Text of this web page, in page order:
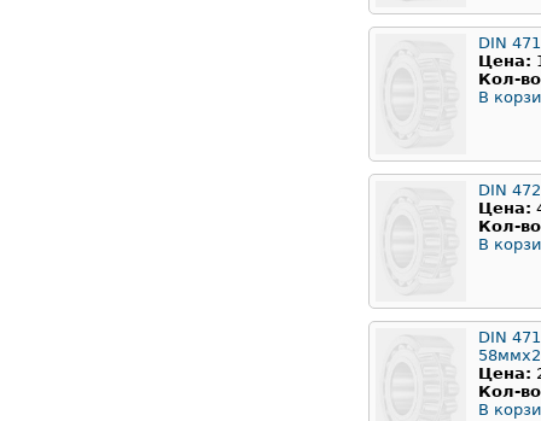
DIN
Цена:
Кол-
В
DIN
Цена:
Кол-
В
DIN
Цена:
Кол-
В